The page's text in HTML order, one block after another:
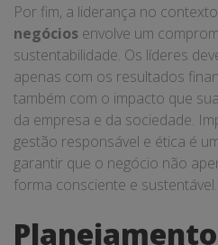
Por fim, a liderança no
negócios envolve um
sustentabilidade. Os líderes
apenas com os resultados
também com o impacto que
da empresa e da sociedade.
gestão responsável e ética é
garantir que o negócio não
forma consciente e sustentável.